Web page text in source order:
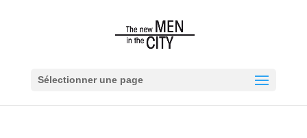
Sélectionner une page